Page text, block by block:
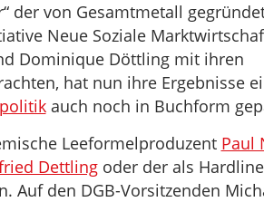
der von Gesamtmetall
Neue Soziale
Dominique Döttling mit ihren
hat nun ihre Ergebnisse
auch noch in Buchform
Leeformelproduzent Paul
Dettlingoder der als
Auf den DGB-Vorsitzenden